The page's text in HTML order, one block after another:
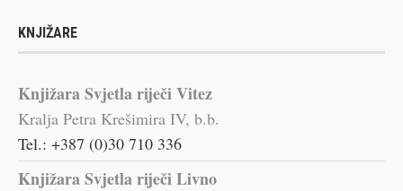
KNJIŽARE
Knjižara Svjetla riječi Vitez
Kralja Petra Krešimira IV, b.b.
Tel.: +387 (0)30 710 336
Knjižara Svjetla riječi Livno